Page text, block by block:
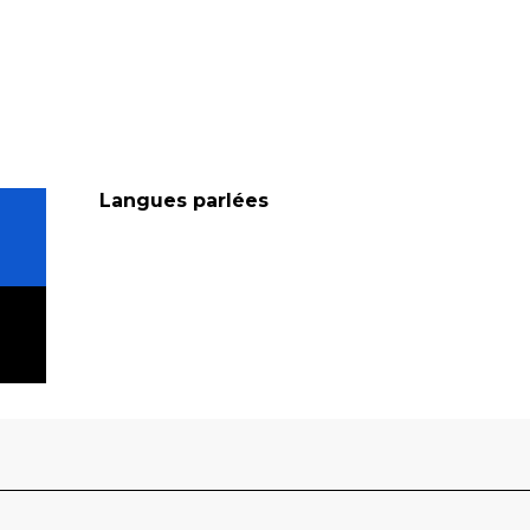
Langues parlées
Langues parlées